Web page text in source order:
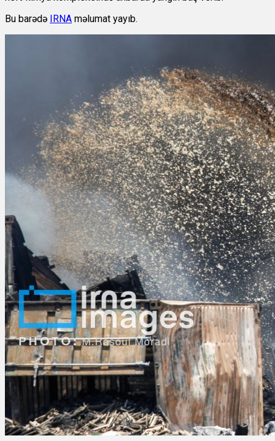
Bu barədə
IRNA məlumat yayıb.